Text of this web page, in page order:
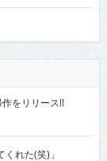
をリリース!!
れた(笑)」